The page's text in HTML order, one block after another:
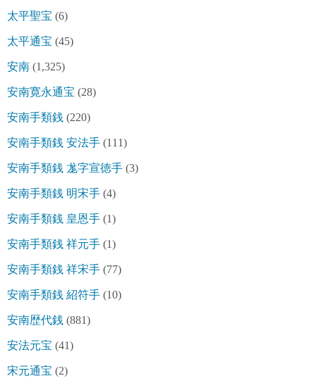
太平聖宝 (6)
太平通宝 (45)
安南 (1,325)
安南寛永通宝 (28)
安南手類銭 (220)
安南手類銭 安法手 (111)
安南手類銭 尨字宣徳手 (3)
安南手類銭 明宋手 (4)
安南手類銭 皇恩手 (1)
安南手類銭 祥元手 (1)
安南手類銭 祥宋手 (77)
安南手類銭 紹符手 (10)
安南歴代銭 (881)
安法元宝 (41)
宋元通宝 (2)